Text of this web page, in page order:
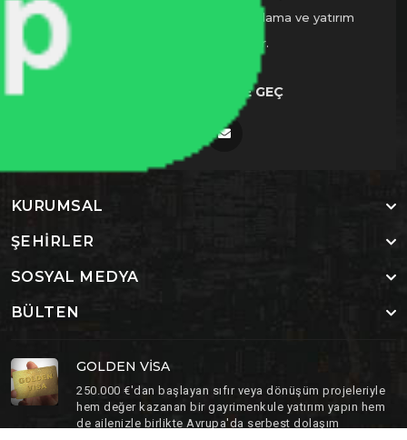
veren yeni nesil gayrimenkul pazarlama ve yatırım
danışmanlık şirketidir.
BIZIMLE İLETIŞIME GEÇ
KURUMSAL
ŞEHIRLER
SOSYAL MEDYA
BÜLTEN
GOLDEN VISA
250.000 €'dan başlayan sıfır veya dönüşüm projeleriyle
hem değer kazanan bir gayrimenkule yatırım yapın hem
de ailenizle birlikte Avrupa'da serbest dolaşım